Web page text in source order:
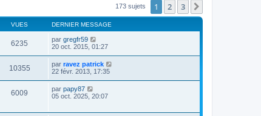
173 sujets 1 2 3
VUES DERNIER MESSAGE
6235 par gregfr59
20 oct. 2015, 01:27
10355 par ravez patrick
22 févr. 2013, 17:35
6009 par papy87
05 oct. 2025, 20:07